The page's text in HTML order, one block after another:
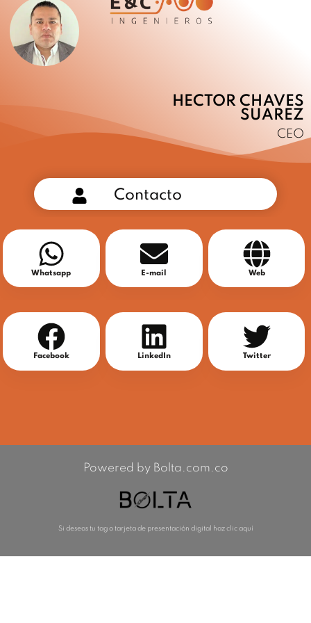
HECTOR CHAVES
SUAREZ
CEO
Contacto
Whatsapp E-mail Web
Facebook LinkedIn Twitter
Powered by Bolta.com.co
Si deseas tu tag o tarjeta de presentación digital haz clic aquí